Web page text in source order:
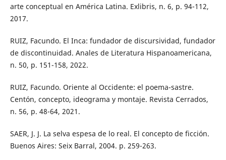
arte conceptual en América Latina. Exlibris, n. 6, p. 94-112,
2017.
RUIZ, Facundo. El Inca: fundador de discursividad, fundador
de discontinuidad. Anales de Literatura Hispanoamericana,
n. 50, p. 151-158, 2022.
RUIZ, Facundo. Oriente al Occidente: el poema-sastre.
Centón, concepto, ideograma y montaje. Revista Cerrados,
n. 56, p. 48-64, 2021.
SAER, J. J. La selva espesa de lo real. El concepto de ficción.
Buenos Aires: Seix Barral, 2004. p. 259-263.